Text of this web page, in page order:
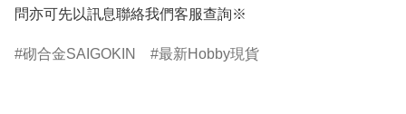
問亦可先以訊息聯絡我們客服查詢※
砌合金SAIGOKIN 最新Hobby現貨